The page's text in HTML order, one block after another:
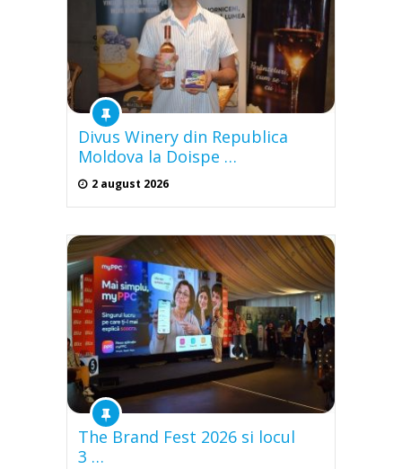
Divus Winery din Republica
Moldova la Doispe …
2 august 2026
The Brand Fest 2026 si locul
3 …